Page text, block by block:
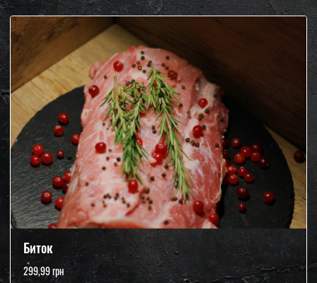
Биток
299,99 грн